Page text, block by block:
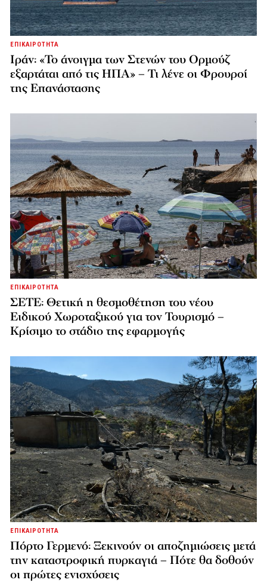
ΕΠΙΚΑΙΡΟΤΗΤΑ
Ιράν: «Το άνοιγμα των Στενών του Ορμούζ
εξαρτάται από τις ΗΠΑ» – Τι λένε οι Φρουροί
της Επανάστασης
ΕΠΙΚΑΙΡΟΤΗΤΑ
ΣΕΤΕ: Θετική η θεσμοθέτηση του νέου
Ειδικού Χωροταξικού για τον Τουρισμό –
Κρίσιμο το στάδιο της εφαρμογής
ΕΠΙΚΑΙΡΟΤΗΤΑ
Πόρτο Γερμενό: Ξεκινούν οι αποζημιώσεις μετά
την καταστροφική πυρκαγιά – Πότε θα δοθούν
οι πρώτες ενισχύσεις